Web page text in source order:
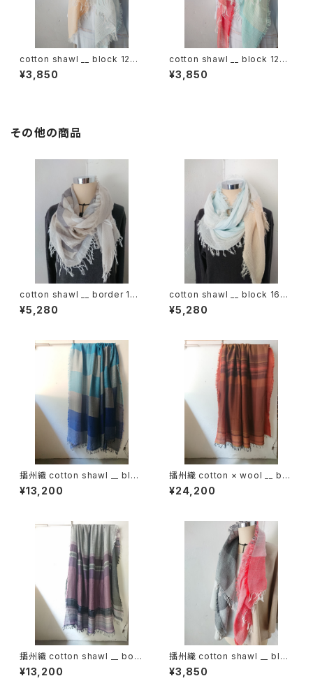
cotton shawl __ block 120
朝朗w
¥3,850
cotton shawl __ block 120
春曙w
¥3,850
その他の商品
cotton shawl __ border 160
鳴砂w
¥5,280
cotton shawl __ block 160
朝朗w
¥5,280
播州織 cotton shawl __ bloc
k 220-120 深海GK
¥13,200
播州織 cotton × wool __ bor
der 220-120 落葉GK
¥24,200
播州織 cotton shawl __ bord
er 220-120 紫電GK
¥13,200
播州織 cotton shawl __ bloc
k 120
¥3,850